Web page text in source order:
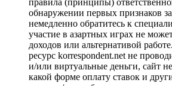
обнаружении первых признаков
немедленно обратитесь к
участие в азартных играх не
доходов или альтернативой
ресурс korrespondent.net не
и/или виртуальные деньги, сайт
какой форме оплату ставок и